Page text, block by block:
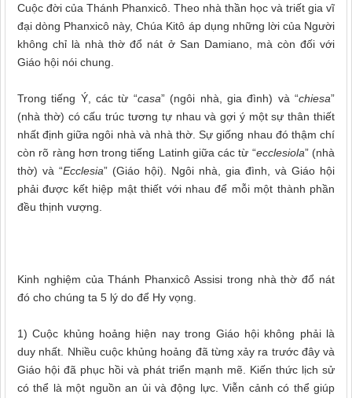
Cuộc đời của Thánh Phanxicô. Theo nhà thần học và triết gia vĩ
đại dòng Phanxicô này,Chúa Kitô áp dụng những lời của Người
không chỉ là nhà thờ đổ nát ở San Damiano, mà còn đối với
Giáo hội nói chung.
Trong tiếng Ý, các từ “casa” (ngôi nhà gia đình) và “chiesa”
(nhà thờ) có cấu trúc tương tự nhau và gợi ý một sự thân thiết
nhất định giữa ngôi nhà và nhà thờ. Sự giống nhau đó thậm chí
còn rõ ràng hơn trong tiếng Latinh giữa các từ “ecclesiola” (nhà
thờ) và “Ecclesia” (Giáo hội). Ngôi nhà, gia đình
và Giáo hội
phải được kết hiệp mật thiết với nhau để mỗimột thành phần
đều thịnh vượng.
Kinh nghiệm của Thánh Phanxicô Assisi trong nhà thờ đổ nát
đó cho chúng ta 5 lý do để Hy vọng.
1) Cuộc khủng hoảng hiện nay trong Giáo hội không phải là
duy nhất. Nhiều cuộc khủng hoảng đã từng xảy ra trước đây và
Giáo hội đã phục hồi và phát triển mạnh mẽ. Kiến thức lịch sử
có thể là một nguồn an ủi và động lực. Viễn cảnhcó thể giúp